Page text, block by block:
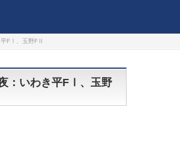
FⅠ、玉野FⅡ
いわき平FⅠ、玉野